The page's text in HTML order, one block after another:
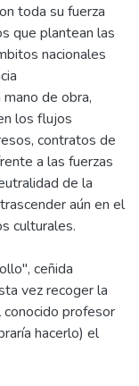
toda su fuerza
que plantean las
nacionales
de obra,
los flujos
contratos de
a las fuerzas
de la
aún en el
culturales.
ceñida
vez recoger la
profesor
hacerlo) el